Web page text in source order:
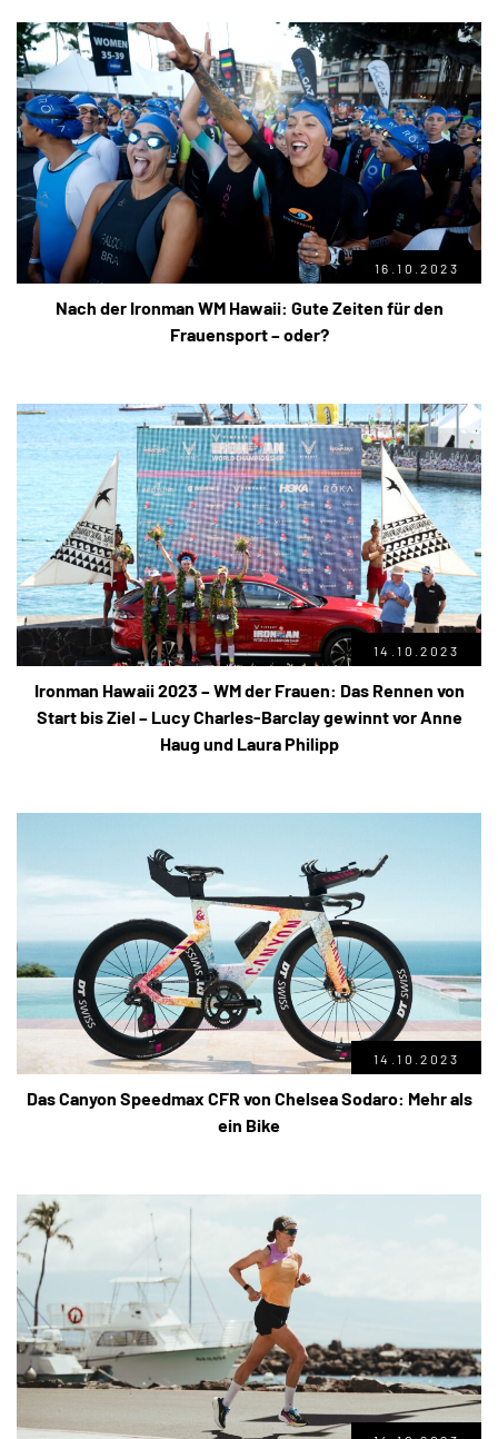
16.10.2023
Nach der Ironman WM Hawaii: Gute Zeiten für den
Frauensport – oder?
14.10.2023
Ironman Hawaii 2023 – WM der Frauen: Das Rennen von
Start bis Ziel – Lucy Charles-Barclay gewinnt vor Anne
Haug und Laura Philipp
14.10.2023
Das Canyon Speedmax CFR von Chelsea Sodaro: Mehr als
ein Bike